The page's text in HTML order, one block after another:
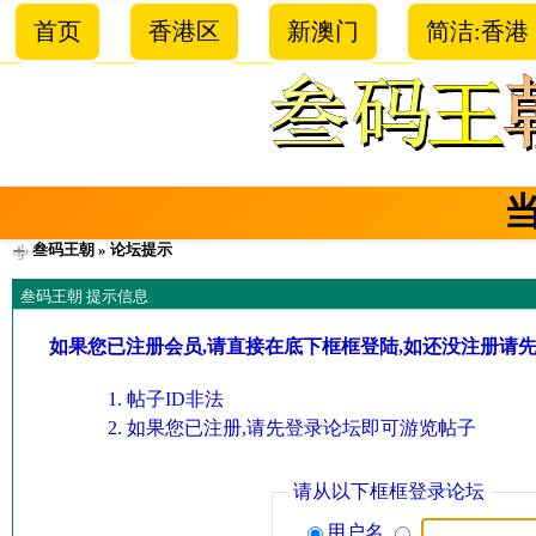
首页 香港区 新澳门 简洁:香港
叁码王朝 » 论坛提示
叁码王朝 提示信息
如果您已注册会员,请直接在底下框框登陆,如还没注册请
帖子ID非法
如果您已注册,请先登录论坛即可游览帖子
请从以下框框登录论坛
用户名